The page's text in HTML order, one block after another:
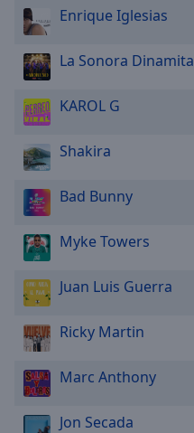
Enrique Iglesias
La Sonora Dinamita
KAROL G
Shakira
Bad Bunny
Myke Towers
Juan Luis Guerra
Ricky Martin
Marc Anthony
Jon Secada